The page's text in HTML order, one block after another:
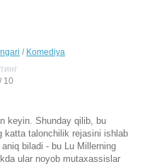
/ Komediya
10
keyin. Shunday qilib, bu
katta talonchilik rejasini ishlab
biladi - bu Lu Millerning
ular noyob mutaxassislar